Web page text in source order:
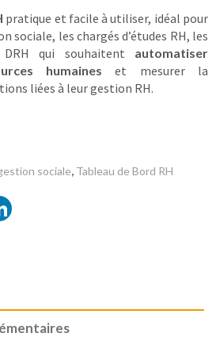
pratique et facile à utiliser, idéal pour
sociale, les chargés d’études RH, les
qui souhaitent automatiser
humaines et mesurer la
liées à leur gestion RH.
sociale, Tableau de Bord RH